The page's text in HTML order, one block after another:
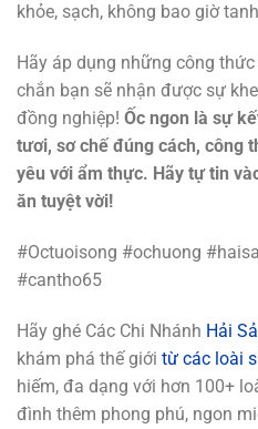
khỏe, sạch, không bao giờ
Hãy áp dụng những công
chắn bạn sẽ nhận được sự
đồng nghiệp! Ốc ngon là sự
tươi, sơ chế đúng cách, công
yêu với ẩm thực. Hãy tự tin
ăn tuyệt vời!
#Octuoisong #ochuong
#cantho65
Hãy ghé Các Chi Nhánh Hải
khám phá thế giới từ các loài
hiếm, đa dạng với hơn 100+
đình thêm phong phú, ngon